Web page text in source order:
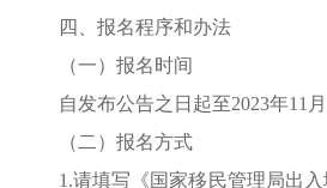
四、报名程序和办法
（一）报名时间
自发布公告之日起至2023年11月
（二）报名方式
1.请填写《国家移民管理局出